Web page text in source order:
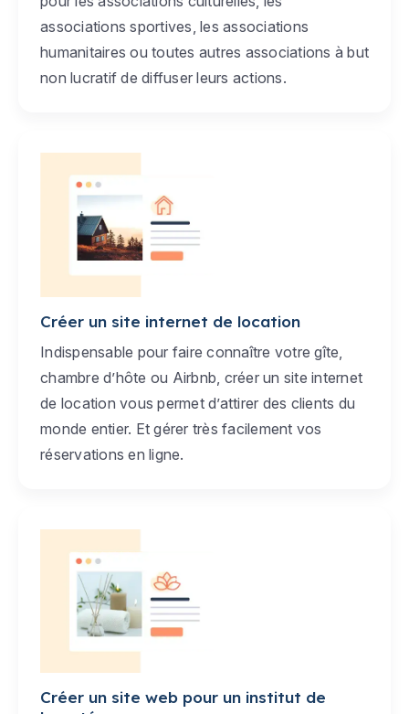
associations sportives, les associations
humanitaires ou toutes autres associations à but
non lucratif de diffuser leurs actions.
Créer un site internet de location
Indispensable pour faire connaître votre gîte,
chambre d’hôte ou Airbnb, créer un site internet
de location vous permet d’attirer des clients du
monde entier. Et gérer très facilement vos
réservations en ligne.
Créer un site web pour un institut de